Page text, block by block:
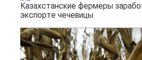
Казахстанские фермеры
экспорте чечевицы